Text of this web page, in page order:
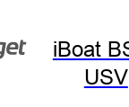
iBoat
USV